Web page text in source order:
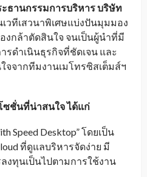
ธานกรรมการบริหาร บริษัท
เวทีเสวนาพิเศษแบ่งปันมุมมอง
กล้าตัดสินใจ จนเป็นผู้นำที่มี
ดำเนินธุรกิจที่ชัดเจน และ
จากทีมงานเมโทรซิสเต็มส์ฯ
ซชั่นที่น่าสนใจ ได้แก่
Speed Desktop” โดยเป็น
ที่ดูแลบริหารจัดง่าย มี
งทุนเป็นไปตามการใช้งาน